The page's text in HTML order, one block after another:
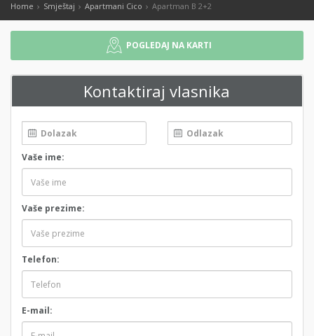
Home Smještaj Apartmani Cico Apartman B 2+2
POGLEDAJ NA KARTI
Kontaktiraj vlasnika
Vaše ime:
Vaše prezime:
Telefon:
E-mail: